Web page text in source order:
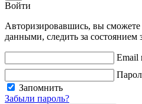
Войти
Авторизировавшись, вы
данными, следить за состоянием
Email
Запомнить
Забыли пароль?